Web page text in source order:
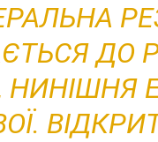
ДО
НИНІШНЯ